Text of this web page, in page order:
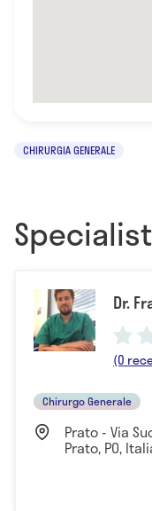
CHIRURGIA GENERALE
Dr.
(0
Chirurgo Generale
Prato - Via
Prato, PO,